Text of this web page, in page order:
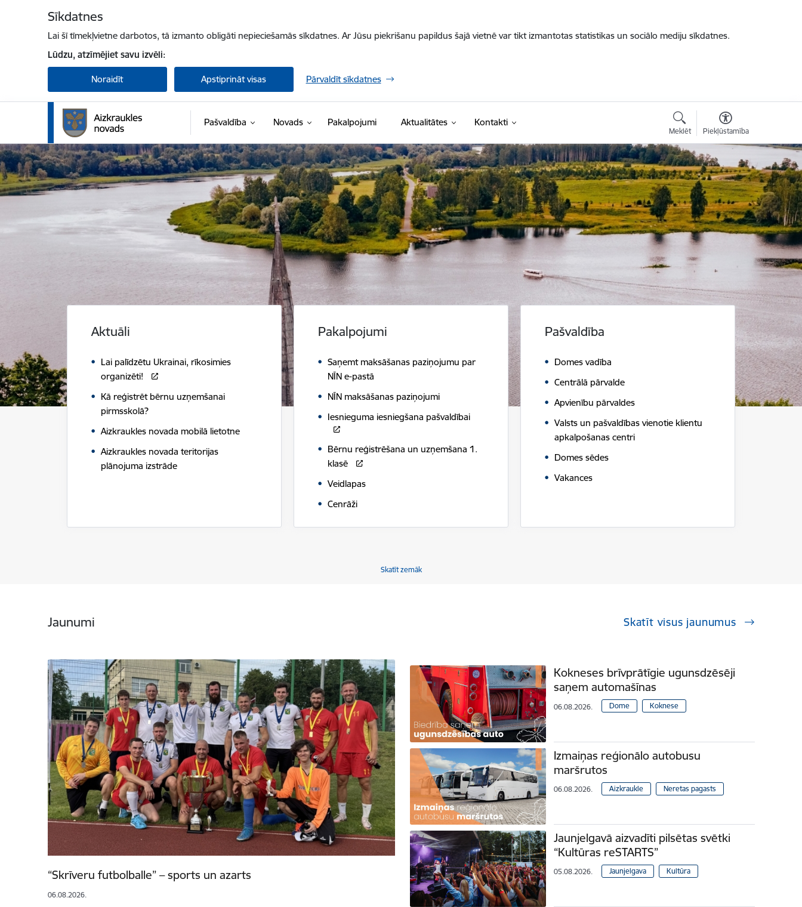
Sīkdatnes
Lai šī tīmekļvietne darbotos, tā izmanto obligāti nepieciešamās sīkdatnes. Ar Jūsu piekrišanu papildus šajā vietnē var tikt izmantotas statistikas un sociālo mediju sīkdatnes.
Lūdzu, atzīmējiet savu izvēli:
Noraidīt Apstiprināt visas Pārvaldīt sīkdatnes
Pašvaldība Novads Pakalpojumi Aktualitātes Kontakti
Meklēt Piekļūstamība
Aizkraukles novada pašvaldība
Aktuāli
Lai palīdzētu Ukrainai, rīkosimies
organizēti!
Kā reģistrēt bērnu uzņemšanai
pirmsskolā?
Aizkraukles novada mobilā lietotne
Aizkraukles novada teritorijas
plānojuma izstrāde
Pakalpojumi
Saņemt maksāšanas paziņojumu par
NĪN e-pastā
NĪN maksāšanas paziņojumi
Iesnieguma iesniegšana pašvaldībai
Bērnu reģistrēšana un uzņemšana 1.
klasē
Veidlapas
Cenrāži
Pašvaldība
Domes vadība
Centrālā pārvalde
Apvienību pārvaldes
Valsts un pašvaldības vienotie klientu
apkalpošanas centri
Domes sēdes
Vakances
Skatīt zemāk
Jaunumi Skatīt visus jaunumus
“Skrīveru futbolballe” – sports un azarts
06.08.2026.
Kokneses brīvprātīgie ugunsdzēsēji
saņem automašīnas
06.08.2026. Dome Koknese
Izmaiņas reģionālo autobusu
maršrutos
06.08.2026. Aizkraukle Neretas pagasts
Jaunjelgavā aizvadīti pilsētas svētki
“Kultūras reSTARTS”
05.08.2026. Jaunjelgava Kultūra